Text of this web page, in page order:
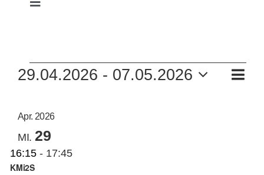
Toggle
MUSEUM
KUNSTSCHULE
KRONBERGER MALERKOLONIE
VERANSTALTUNGEN
29.04.2026 - 07.05.2026
auswählen.
Apr. 2026
MI. 29
16:15 - 17:45
KMi2S